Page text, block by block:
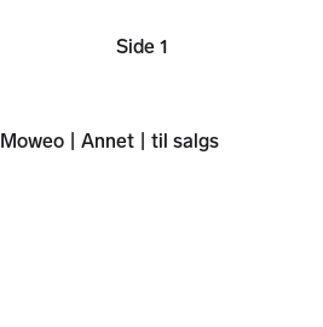
Sider
Side 1
Moweo | Annet | til salgs